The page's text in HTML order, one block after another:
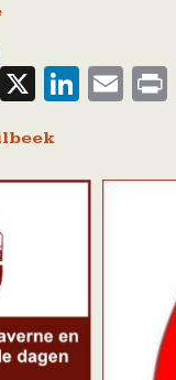
Threads
X